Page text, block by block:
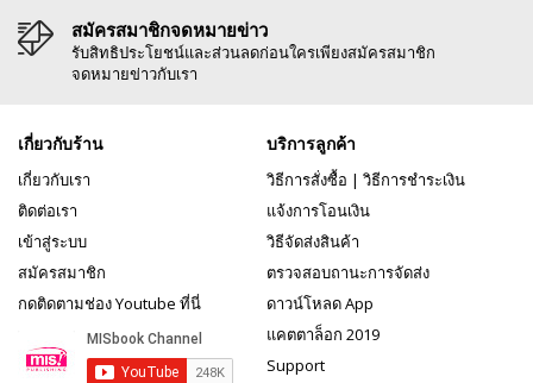
สมัครสมาชิกจดหมายข่าว
รับสิทธิประโยชน์และส่วนลดก่อนใครเพียงสมัครสมาชิก
จดหมายข่าวกับเรา
เกี่ยวกับร้าน
เกี่ยวกับเรา
ติดต่อเรา
เข้าสู่ระบบ
สมัครสมาชิก
กดติดตามช่อง Youtube ที่นี่
บริการลูกค้า
วิธีการสั่งซื้อ | วิธีการชำระเงิน
แจ้งการโอนเงิน
วิธีจัดส่งสินค้า
ตรวจสอบถานะการจัดส่ง
ดาวน์โหลด App
แคตตาล็อก 2019
Support